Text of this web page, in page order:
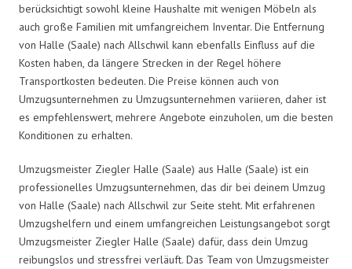
berücksichtigt sowohl kleine Haushalte mit wenigen Möbeln als
auch große Familien mit umfangreichem Inventar. Die Entfernung
von Halle (Saale) nach Allschwil kann ebenfalls Einfluss auf die
Kosten haben, da längere Strecken in der Regel höhere
Transportkosten bedeuten. Die Preise können auch von
Umzugsunternehmen zu Umzugsunternehmen variieren, daher ist
es empfehlenswert, mehrere Angebote einzuholen, um die besten
Konditionen zu erhalten.
Umzugsmeister Ziegler Halle (Saale) aus Halle (Saale) ist ein
professionelles Umzugsunternehmen, das dir bei deinem Umzug
von Halle (Saale) nach Allschwil zur Seite steht. Mit erfahrenen
Umzugshelfern und einem umfangreichen Leistungsangebot sorgt
Umzugsmeister Ziegler Halle (Saale) dafür, dass dein Umzug
reibungslos und stressfrei verläuft. Das Team von Umzugsmeister